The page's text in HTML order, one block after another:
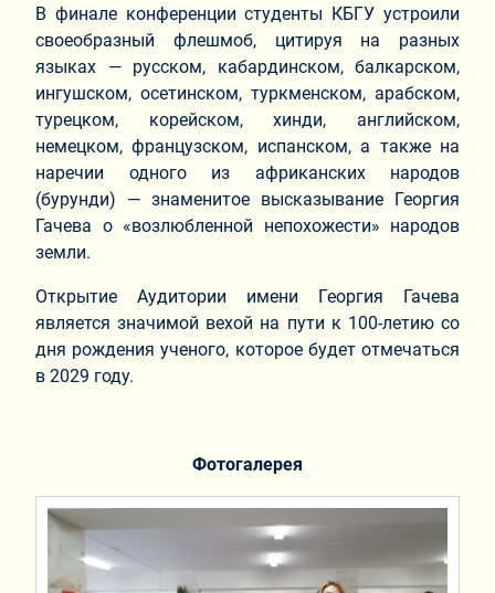
В финале конференции студенты КБГУ устроили
своеобразный флешмоб, цитируя на разных
языках — русском, кабардинском, балкарском,
ингушском, осетинском, туркменском, арабском,
турецком, корейском, хинди, английском,
немецком, французском, испанском, а также на
наречии одного из африканских народов
(бурунди) — знаменитое высказывание Георгия
Гачева о «возлюбленной непохожести» народов
земли.
Открытие Аудитории имени Георгия Гачева
является значимой вехой на пути к 100-летию со
дня рождения ученого, которое будет отмечаться
в 2029 году.
Фотогалерея